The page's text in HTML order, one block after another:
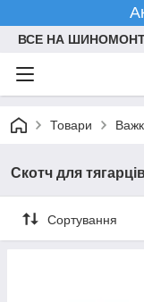
ВСЕ НА
Товари
Скотч для
Сортування